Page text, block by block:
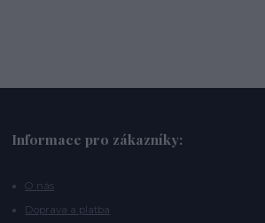
Informace pro zákazníky:
O nás
Doprava a platba